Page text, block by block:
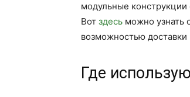
модульные
Вот здесь можно узнать
возможностью доставки
Где